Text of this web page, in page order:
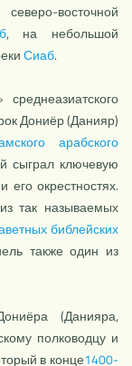
восточной
, на небольшой
Сиаб.
среднеазиатского
Дониёр (Данияр)
арабского
сыграл ключевую
окрестностях.
так называемых
библейских
также один из
(Данияра,
полководцу и
в конце1400-